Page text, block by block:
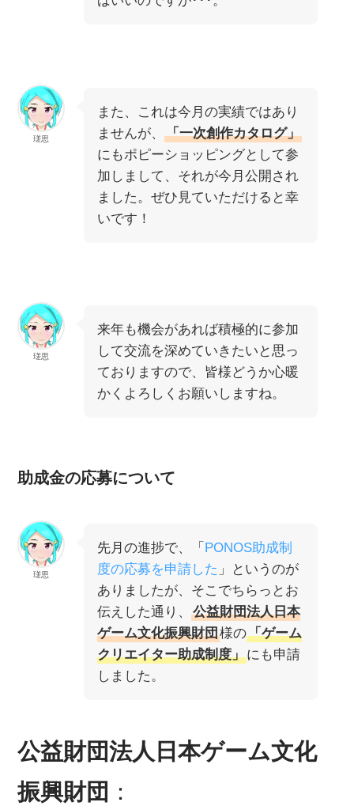
瑳思
また、これは今月の実績ではあり
ませんが、「一次創作カタログ」
にもポピーショッピングとして参
加しまして、それが今月公開され
ました。ぜひ見ていただけると幸
いです！
瑳思
来年も機会があれば積極的に参加
して交流を深めていきたいと思っ
ておりますので、皆様どうか心暖
かくよろしくお願いしますね。
助成金の応募について
瑳思
先月の進捗で、「 PONOS助成制
度の応募を申請した 」というのが
ありましたが、そこでちらっとお
伝えした通り、公益財団法人日本
ゲーム文化振興財団様の「ゲーム
クリエイター助成制度」にも申請
しました。
公益財団法人日本ゲーム文化
振興財団 ：